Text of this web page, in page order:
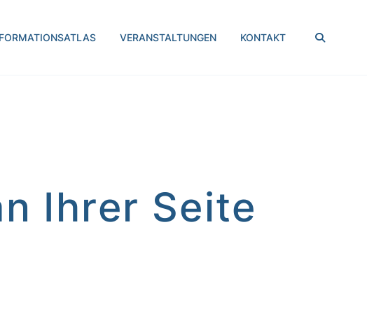
VERANSTALTUNGEN KONTAKT
Ihrer Seite